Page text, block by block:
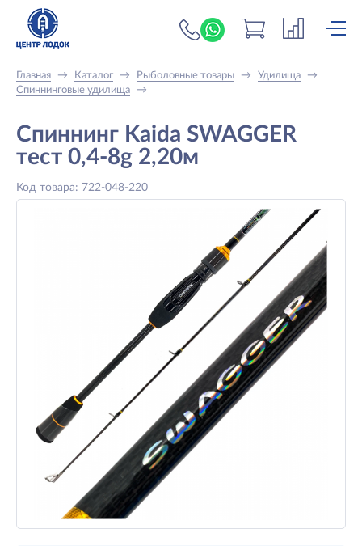
+7 (919) 698-56-
Главная → Каталог → Рыболовные товары → Удилища
→
Спиннинговые удилища
→
Спиннинг Kaida SWAGGER
тест 0,4-8g 2,20м
Код товара: 722-048-220